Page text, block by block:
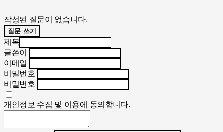
작성된 질문이 없습니다.
질문 쓰기
제목
글쓴이
이메일
비밀번호
비밀번호
개인정보 수집 및 이용에 동의합니다.